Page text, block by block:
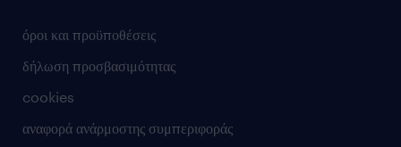
όροι και προϋποθέσεις
δήλωση προσβασιμότητας
cookies
αναφορά ανάρμοστης συμπεριφοράς